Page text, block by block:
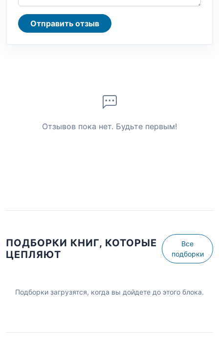
Отправить отзыв
Отзывов пока нет. Будьте первым!
ПОДБОРКИ КНИГ, КОТОРЫЕ
ЦЕПЛЯЮТ
Все
подборки
Подборки загрузятся, когда вы дойдете до этого блока.